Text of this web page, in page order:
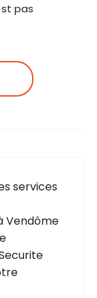
pas
services
Vendôme